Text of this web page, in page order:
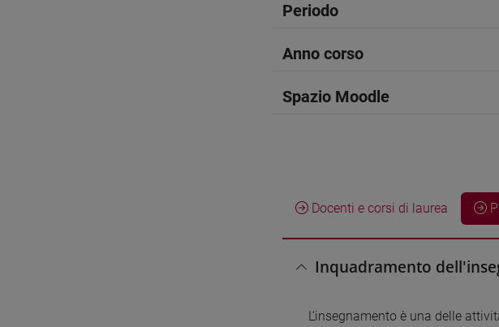
Periodo
Anno corso
Spazio Moodle
Docenti e corsi di laurea
Inquadramento
L’insegnamento è una delle